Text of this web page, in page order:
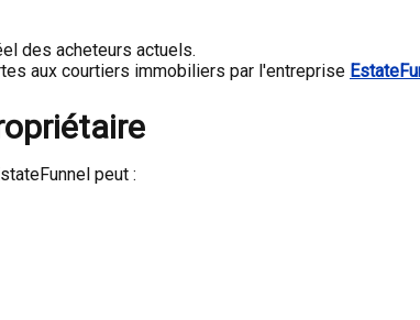
des acheteurs actuels.
aux courtiers immobiliers par l'entreprise
peut :